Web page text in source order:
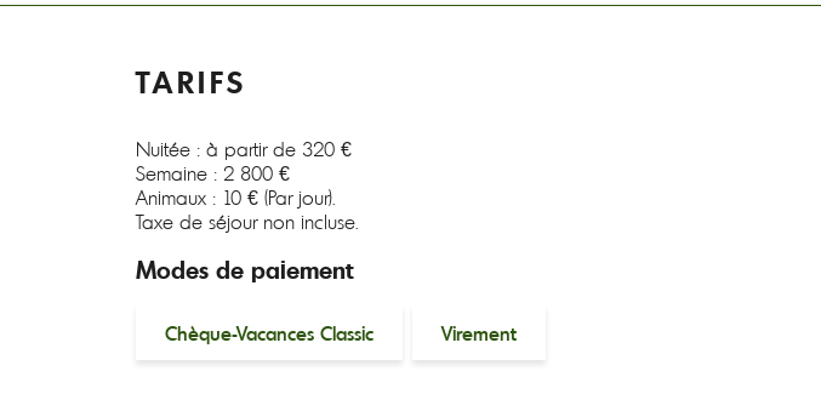
TARIFS
Nuitée : à partir de 320 €
Semaine : 2 800 €
Animaux : 10 € (Par jour).
Taxe de séjour non incluse.
Modes de paiement
Chèque-Vacances Classic Virement